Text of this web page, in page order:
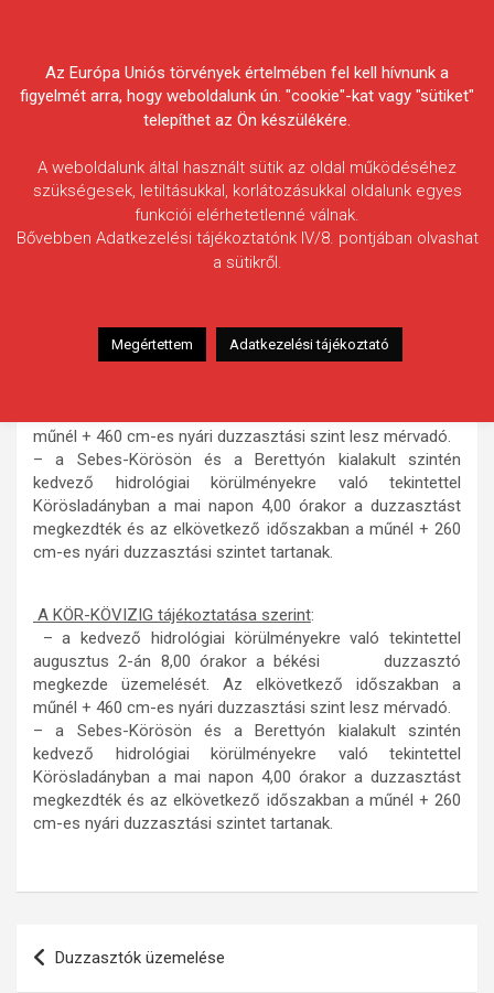
Egyesületek Szövetsége
HÍREK
Duzzasztók üzemelése
A KÖR-KÖVIZIG tájékoztatása szerint:
– a kedvező hidrológiai körülményekre való tekintettel
műnél + 460 cm-es nyári duzzasztási szint lesz mérvadó.
– a Sebes-Körösön és a Berettyón kialakult szintén
kedvező hidrológiai körülményekre való tekintettel
Körösladányban a mai napon 4,00 órakor a duzzasztást
megkezdték és az elkövetkező időszakban a műnél + 260
cm-es nyári duzzasztási szintet tartanak.
A KÖR-KÖVIZIG tájékoztatása szerint:
– a kedvező hidrológiai körülményekre való tekintettel
augusztus 2-án 8,00 órakor a békési duzzasztó
megkezde üzemelését. Az elkövetkező időszakban a
műnél + 460 cm-es nyári duzzasztási szint lesz mérvadó.
– a Sebes-Körösön és a Berettyón kialakult szintén
kedvező hidrológiai körülményekre való tekintettel
Körösladányban a mai napon 4,00 órakor a duzzasztást
megkezdték és az elkövetkező időszakban a műnél + 260
cm-es nyári duzzasztási szintet tartanak.
Bejegyzés
navigáció
Duzzasztók üzemelése
Az Európa Uniós törvények értelmében fel kell hívnunk a
figyelmét arra, hogy weboldalunk ún. "cookie"-kat vagy "sütiket"
telepíthet az Ön készülékére.
A weboldalunk által használt sütik az oldal működéséhez
szükségesek, letiltásukkal, korlátozásukkal oldalunk egyes
funkciói elérhetetlenné válnak.
Bővebben Adatkezelési tájékoztatónk IV/8. pontjában olvashat
a sütikről.
Megértettem Adatkezelési tájékoztató